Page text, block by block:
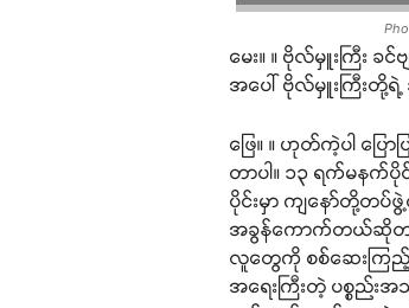
မေး။ ။ ဗိုလ်မှူးကြီး ခ
အပေါ် ဗိုလ်မှူးကြီးတို့ရဲ့
ဖြေ။ ။ ဟုတ်ကဲ့ပါ ပြ
တာပါ။ ၁၃ ရက်မနက်
ပိုင်းမှာ ကျနော်တို့တပ်
အခွန်ကောက်တယ်ဆိုတာ မ
လူတွေကို စစ်ဆေးကြည့်
အရေးကြီးတဲ့ ပစ္စည်း